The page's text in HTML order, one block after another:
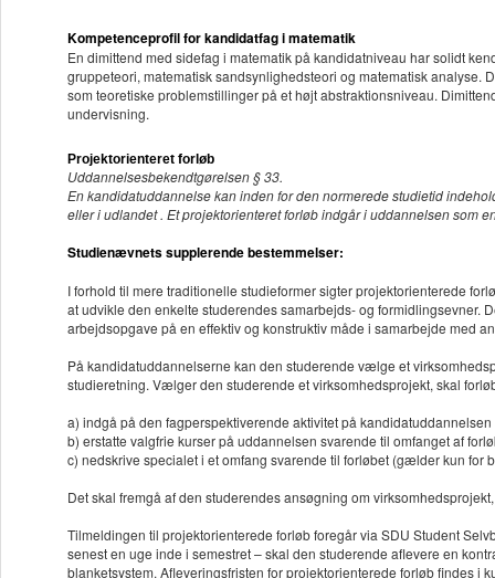
Kompetenceprofil for kandidatfag i matematik
En dimittend med sidefag i matematik på kandidatniveau har solidt
gruppeteori, matematisk sandsynlighedsteori og matematisk
som teoretiske problemstillinger på et højt abstraktionsniveau.
undervisning.
Projektorienteret forløb
Uddannelsesbekendtgørelsen § 33.
En kandidatuddannelse kan inden for den normerede studietid
eller i udlandet . Et projektorienteret forløb indgår i uddannelsen som
Studienævnets supplerende bestemmelser:
I forhold til mere traditionelle studieformer sigter projektorienterede
at udvikle den enkelte studerendes samarbejds- og formidlingsevner.
arbejdsopgave på en effektiv og konstruktiv måde i samarbejde med
På kandidatuddannelserne kan den studerende vælge et
studieretning. Vælger den studerende et virksomhedsprojekt, skal
a) indgå på den fagperspektiverende aktivitet på kandidatuddannelsen
b) erstatte valgfrie kurser på uddannelsen svarende til omfanget af
c) nedskrive specialet i et omfang svarende til forløbet (gælder kun for
Det skal fremgå af den studerendes ansøgning om
Tilmeldingen til projektorienterede forløb foregår via SDU Student
senest en uge inde i semestret – skal den studerende aflevere en
blanketsystem. Afleveringsfristen for projektorienterede forløb findes i